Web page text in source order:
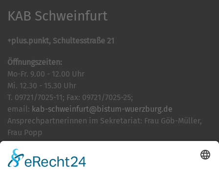
KAB Schweinfurt
+plus.punkt, Schultesstraße 21
Öffnungszeiten:
Mo-Fr. 9.00 - 12.00 Uhr
Mi. 12.30 - 15.30 Uhr
T. 09721/7025-11; Fax: 09721/7025-25;
email: kab-schweinfurt@bistum-wuerzburg.de
Ansprechpartnerinnen im Sekretariat: Frau Göb-Müller,
Frau Popp